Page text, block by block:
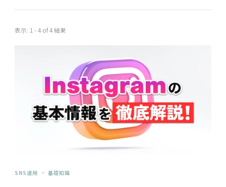
表示: 1 - 4 of 4 結果
SNS運用 基礎知識